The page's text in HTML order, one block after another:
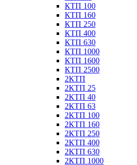
КТП 100
КТП 160
КТП 250
КТП 400
КТП 630
КТП 1000
КТП 1600
КТП 2500
2КТП
2КТП 25
2КТП 40
2КТП 63
2КТП 100
2КТП 160
2КТП 250
2КТП 400
2КТП 630
2КТП 1000